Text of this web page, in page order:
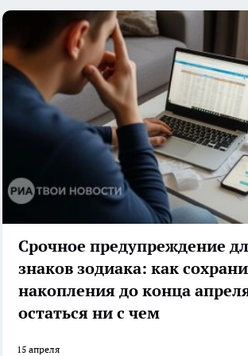
Срочное предупреждение
знаков зодиака: как
накопления до конца
остаться ни с чем
15 апреля